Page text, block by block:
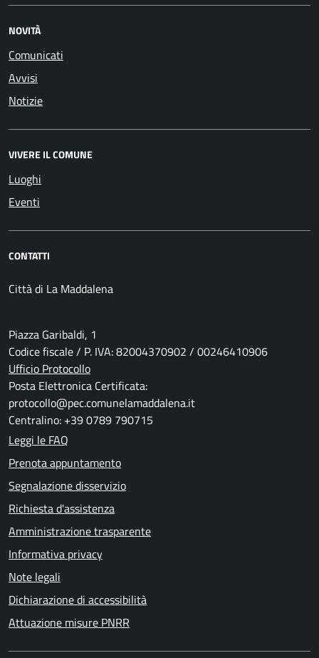
NOVITÀ
Comunicati
Avvisi
Notizie
VIVERE IL COMUNE
Luoghi
Eventi
CONTATTI
Città di La Maddalena
Piazza Garibaldi, 1
Codice fiscale / P. IVA: 82004370902 / 00246410906
Ufficio Protocollo
Posta Elettronica Certificata:
protocollo@pec.comunelamaddalena.it
Centralino: +39 0789 790715
Leggi le FAQ
Prenota appuntamento
Segnalazione disservizio
Richiesta d'assistenza
Amministrazione trasparente
Informativa privacy
Note legali
Dichiarazione di accessibilità
Attuazione misure PNRR